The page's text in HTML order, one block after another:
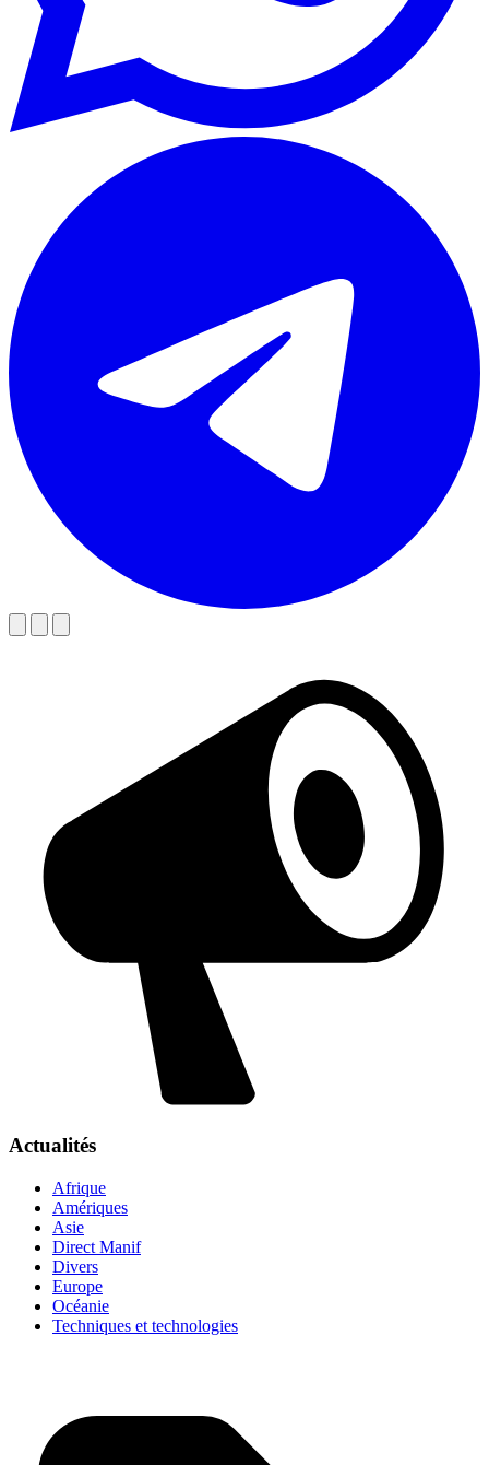
Actualités
Afrique
Amériques
Asie
Direct Manif
Divers
Europe
Océanie
Techniques et technologies